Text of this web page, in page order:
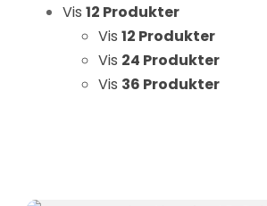
Vis 12 Produkter
Vis 12 Produkter
Vis 24 Produkter
Vis 36 Produkter
For at vores
hjemmeside
skal fungere
så godt som
cookies,